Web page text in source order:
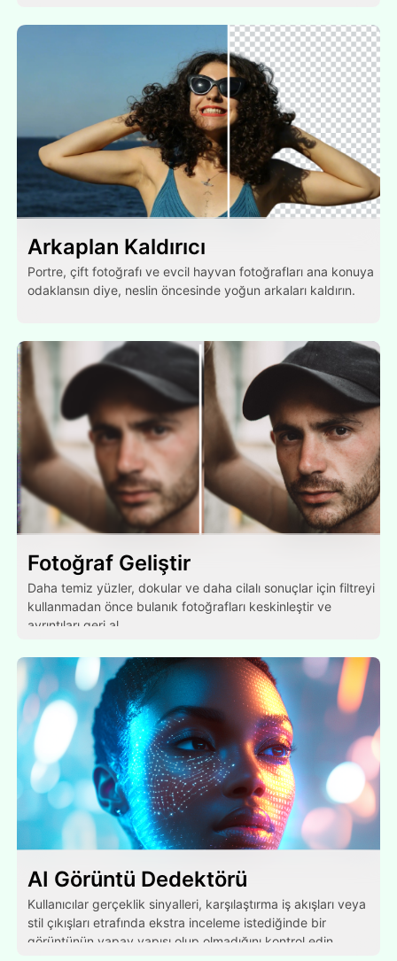
Arkaplan Kaldırıcı
Portre, çift fotoğrafı ve evcil hayvan fotoğrafları ana konuya
odaklansın diye, neslin öncesinde yoğun arkaları kaldırın.
Fotoğraf Geliştir
Daha temiz yüzler, dokular ve daha cilalı sonuçlar için filtreyi
kullanmadan önce bulanık fotoğrafları keskinleştir ve
ayrıntıları geri al.
AI Görüntü Dedektörü
Kullanıcılar gerçeklik sinyalleri, karşılaştırma iş akışları veya
stil çıkışları etrafında ekstra inceleme istediğinde bir
görüntünün yapay yapısı olup olmadığını kontrol edin.